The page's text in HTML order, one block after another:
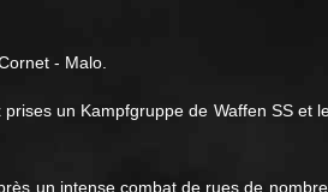
- Malo.
un Kampfgruppe de Waffen SS et
un intense combat de rues de